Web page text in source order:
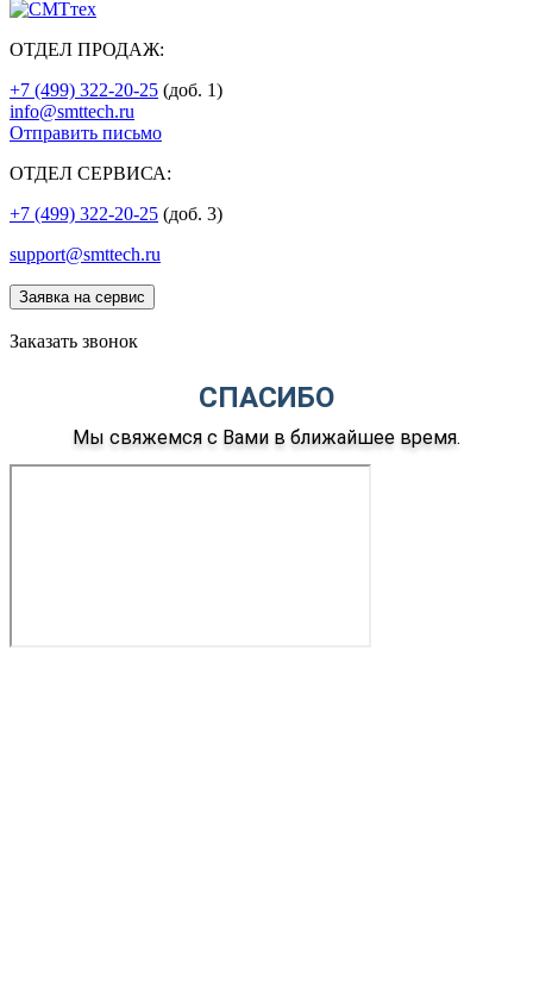
ОТДЕЛ ПРОДАЖ:
+7 (499) 322-20-25 (доб. 1)
info@smttech.ru
Отправить письмо
ОТДЕЛ СЕРВИСА:
+7 (499) 322-20-25 (доб. 3)
support@smttech.ru
Заявка на сервис
Заказать звонок
СПАСИБО
Мы свяжемся с Вами в ближайшее время.